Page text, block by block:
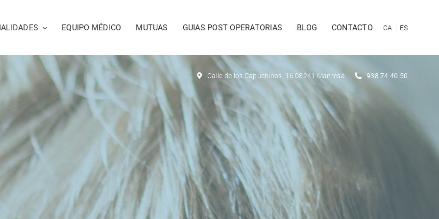
EQUIPO MÉDICO MUTUAS GUIAS POST OPERATORIAS BLOG CONTACTO CA ES
Calle de los Capuchinos, 16 08241 Manresa 938 74 40 50